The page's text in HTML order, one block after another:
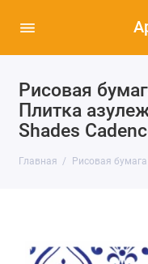
Рисовая
Плитка
Shades
Главная Рисовая